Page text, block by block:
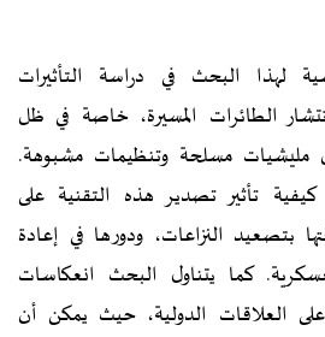
لهذا البحث في دراسة التأثيرات
الطائرات المسيرة، خاصة في ظل
مليشيات مسلحة وتنظيمات مشبوهة.
تأثير تصدير هذه التقنية على
بتصعيد النزاعات، ودورها في إعادة
كما يتناول البحث انعكاسات
على العلاقات الدولية، حيث يمكن أن